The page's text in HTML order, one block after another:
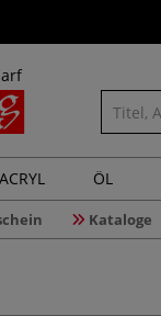
ACRYL ÖL
Kataloge